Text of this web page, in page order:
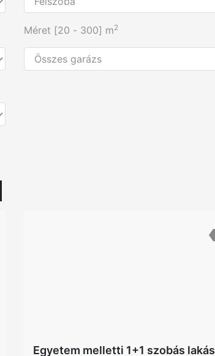
Méret [20 - 300] m2
Egyetem melletti 1+1 szobás lakás